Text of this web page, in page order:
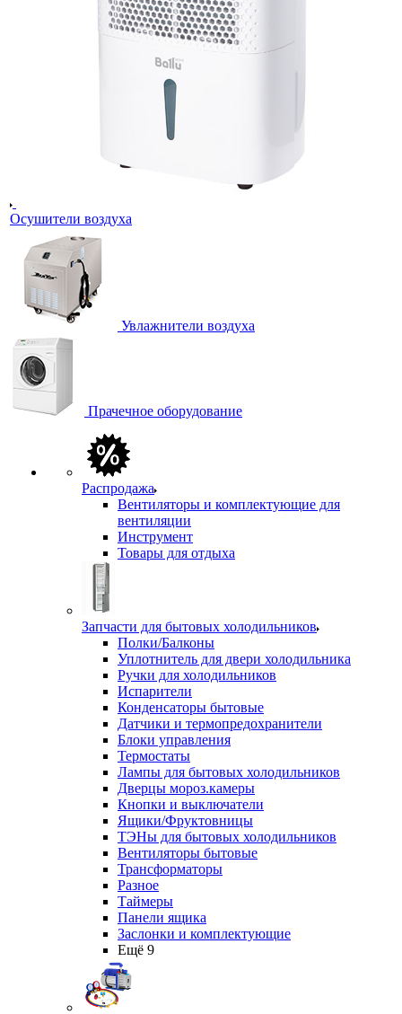
Осушители воздуха
Увлажнители воздуха
Прачечное оборудование
Распродажа
Вентиляторы и комплектующие для
вентиляции
Инструмент
Товары для отдыха
Запчасти для бытовых холодильников
Полки/Балконы
Уплотнитель для двери холодильника
Ручки для холодильников
Испарители
Конденсаторы бытовые
Датчики и термопредохранители
Блоки управления
Термостаты
Лампы для бытовых холодильников
Дверцы мороз.камеры
Кнопки и выключатели
Ящики/Фруктовницы
ТЭНы для бытовых холодильников
Вентиляторы бытовые
Трансформаторы
Разное
Таймеры
Панели ящика
Заслонки и комплектующие
Ещё 9